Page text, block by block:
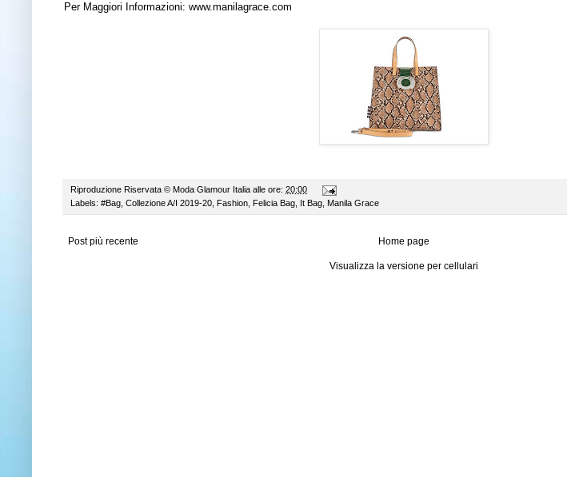
Per Maggiori Informazioni: www.manilagrace.com
Riproduzione Riservata © Moda Glamour Italia alle ore: 20:00
Labels: #Bag Collezione A/I 2019-20 Fashion Felicia Bag It Bag Manila Grace
Post più recente Home page
Visualizza la versione per cellulari